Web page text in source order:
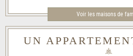
Voir les maisons de
UN